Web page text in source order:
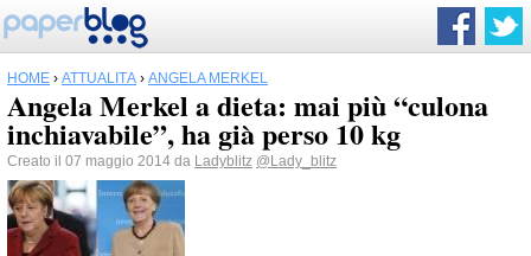
HOME › ATTUALITÀ › ANGELA MERKEL
Angela Merkel a dieta: mai più “culona
inchiavabile”, ha già perso 10 kg
Creato il 07 maggio 2014 da Ladyblitz @Lady_blitz